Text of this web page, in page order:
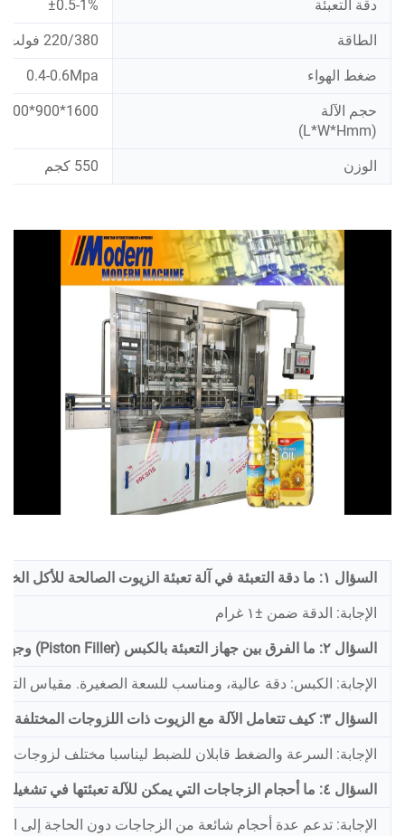
دقة التعبئة ±0.5-1%
الطاقة 220/380 فولت 50/60 هرتز 1.5 كيلوواط
ضغط الهواء 0.4-0.6Mpa
حجم الآلة
(L*W*Hmm)
1600*900*2200
الوزن 550 كجم
السؤال ١: ما دقة التعبئة في آلة تعبئة الزيوت الصالحة للأكل الخاصة بكم — هل هي ±١ غرام أم أفضل من ذلك؟
الإجابة: الدقة ضمن ±١ غرام
السؤال ٢: ما الفرق بين جهاز التعبئة بالكبس (Piston Filler) وجهاز التعبئة بمقياس التدفق (Flowmeter Filler) للزيوت الصالحة للأكل — أيهما ينبغي أن أختار؟
الإجابة: الكبس: دقة عالية، ومناسب للسعة الصغيرة. مقياس
السؤال ٣: كيف تتعامل الآلة مع الزيوت ذات اللزوجات المختلفة — بدءًا من زيت الزيتون الخفيف ووصولًا إلى زيت النخيل السميك؟
الإجابة: السرعة والضغط قابلان للضبط ليناسبا مختلف لزوجات
السؤال ٤: ما أحجام الزجاجات التي يمكن للآلة تعبئتها في تشغيلة واحدة دون الحاجة إلى تغيير الأجزاء؟
الإجابة: تدعم عدة أحجام شائعة من الزجاجات دون الحاجة إلى